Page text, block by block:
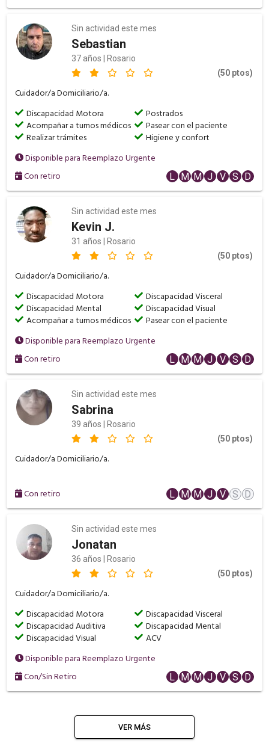
Sin actividad este mes
Sebastian
37 años | Rosario
(50 ptos)
Cuidador/a Domiciliario/a.
Discapacidad Motora
Postrados
Acompañar a turnos médicos
Pasear con el paciente
Realizar trámites
Higiene y confort
Disponible para Reemplazo Urgente
Con retiro
L M M J V S D
Sin actividad este mes
Kevin J.
31 años | Rosario
(50 ptos)
Cuidador/a Domiciliario/a.
Discapacidad Motora
Discapacidad Visceral
Discapacidad Mental
Discapacidad Visual
Acompañar a turnos médicos
Pasear con el paciente
Disponible para Reemplazo Urgente
Con retiro
L M M J V S D
Sin actividad este mes
Sabrina
39 años | Rosario
(50 ptos)
Cuidador/a Domiciliario/a.
Con retiro L M M J V S D
Sin actividad este mes
Jonatan
36 años | Rosario
(50 ptos)
Cuidador/a Domiciliario/a.
Discapacidad Motora
Discapacidad Visceral
Discapacidad Auditiva
Discapacidad Mental
Discapacidad Visual
ACV
Disponible para Reemplazo Urgente
Con/Sin Retiro
L M M J V S D
VER MÁS